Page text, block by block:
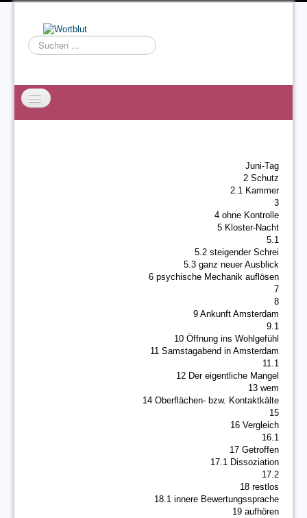
Suchen
...
Juni-Tag
2 Schutz
2.1 Kammer
3
4 ohne Kontrolle
5 Kloster-Nacht
5.1
5.2 steigender Schrei
5.3 ganz neuer Ausblick
6 psychische Mechanik auflösen
7
8
9 Ankunft Amsterdam
9.1
10 Öffnung ins Wohlgefühl
11 Samstagabend in Amsterdam
11.1
12 Der eigentliche Mangel
13 wem
14 Oberflächen- bzw. Kontaktkälte
15
16 Vergleich
16.1
17 Getroffen
17.1 Dissoziation
17.2
18 restlos
18.1 innere Bewertungssprache
19 aufhören